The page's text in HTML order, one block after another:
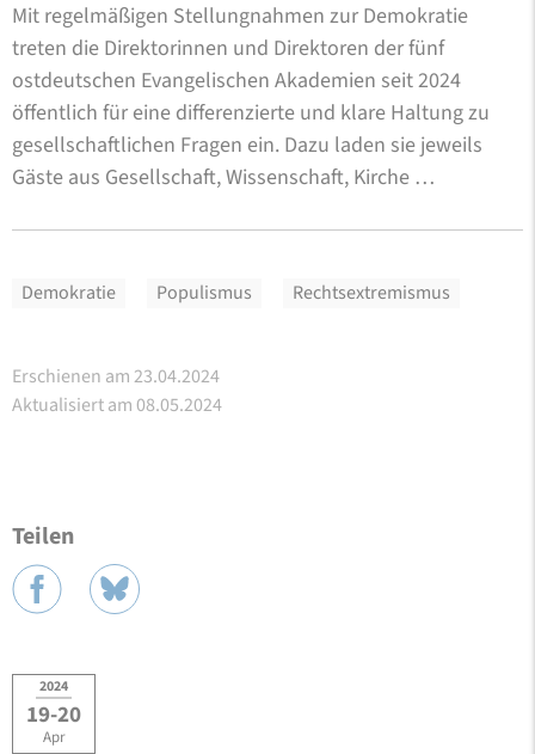
Mit regelmäßigen Stellungnahmen zur Demokratie
treten die Direktorinnen und Direktoren der fünf
ostdeutschen Evangelischen Akademien seit 2024
öffentlich für eine differenzierte und klare Haltung zu
gesellschaftlichen Fragen ein. Dazu laden sie jeweils
Gäste aus Gesellschaft, Wissenschaft, Kirche …
Demokratie Populismus Rechtsextremismus
Erschienen am 23.04.2024
Aktualisiert am 08.05.2024
Teilen
2024
19-20
Apr